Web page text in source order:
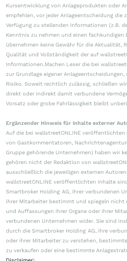
Kursentwicklung von Anlageprodukten oder
empfehlen, vor jeder Anlageentscheidung die
Verfügung zu stellenden Informationen (z.B.
Kenntnis zu nehmen und einen fachkundigen
übernehmen keine Gewähr für die Aktualität,
Qualität und Vollständigkeit der auf
Informationen.Machen Leser die bei
zur Grundlage eigener
Risiko. Soweit rechtlich zulässig, schließen
direkt oder indirekt damit verbundene
Vorsatz oder grobe Fahrlässigkeit bleibt
Ergänzender Hinweis für Inhalte externer
Auf die bei wallstreetONLINE
von Gastkommentatoren,
Gruppe gehörende Unternehmen) haben wir
gehören nicht der Redaktion von
ausschließlich die jeweiligen externen
wallstreetONLINE veröffentlichten Inhalte
Smartbroker Holding AG, ihrer verbundenen
ihrer Mitarbeiter bestimmt und spiegeln nicht
und Auffassungen ihrer Organe oder ihrer
verbundenen Unternehmen wider. Sie sind
durch die Smartbroker Holding AG, ihre
oder ihrer Mitarbeiter zu verstehen,
zu verkaufen oder eine bestimmte